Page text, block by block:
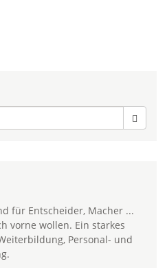
für Entscheider, Macher ...
vorne wollen. Ein starkes
Personal- und